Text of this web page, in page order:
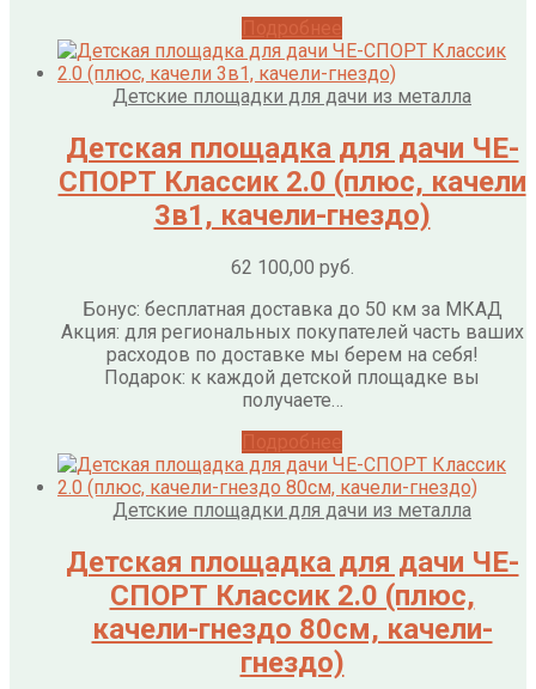
Детские площадки для дачи из металла
Детская площадка для дачи ЧЕ-
СПОРТ Классик 2.0 (плюс, качели
3в1, качели-гнездо)
62 100,00 руб.
Бонус: бесплатная доставка до 50 км за МКАД
Акция: для региональных покупателей часть ваших
расходов по доставке мы берем на себя!
Подарок: к каждой детской площадке вы
получаете…
Детские площадки для дачи из металла
Детская площадка для дачи ЧЕ-
СПОРТ Классик 2.0 (плюс,
качели-гнездо 80см, качели-
гнездо)